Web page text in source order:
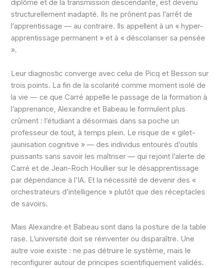
diplôme et de la transmission descendante, est devenu
structurellement inadapté. Ils ne prônent pas l’arrêt de
l’apprentissage — au contraire. Ils appellent à un « hyper-
apprentissage permanent » et à « déscolariser sa pensée
».
Leur diagnostic converge avec celui de Picq et Besson sur
trois points. La fin de la scolarité comme moment isolé de
la vie — ce que Carré appelle le passage de la formation à
l’apprenance, Alexandre et Babeau le formulent plus
crûment : l’étudiant a désormais dans sa poche un
professeur de tout, à temps plein. Le risque de « gilet-
jaunisation cognitive » — des individus entourés d’outils
puissants sans savoir les maîtriser — qui rejoint l’alerte de
Carré et de Jean-Roch Houllier sur le désapprentissage
par dépendance à l’IA. Et la nécessité de devenir des «
orchestrateurs d’intelligence » plutôt que des réceptacles
de savoirs.
Mais Alexandre et Babeau sont dans la posture de la table
rase. L’université doit se réinventer ou disparaître. Une
autre voie existe : ne pas détruire le système, mais le
reconfigurer autour de principes scientifiquement validés.